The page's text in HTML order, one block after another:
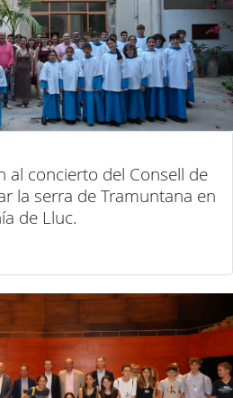
al concierto del Consell de
la serra de Tramuntana en
de Lluc.